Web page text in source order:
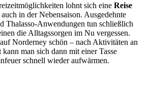
lohnt sich eine Reise
auch in der Nebensaison. Ausgedehnte
Thalasso-Anwendungen tun schließlich
die Alltagssorgen im Nu vergessen.
Norderney schön – nach Aktivitäten an
man sich dann mit einer Tasse
schnell wieder aufwärmen.